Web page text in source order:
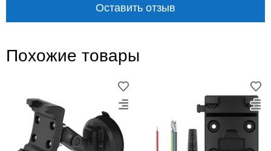
точнаяОставить отзыв
Похожие товары